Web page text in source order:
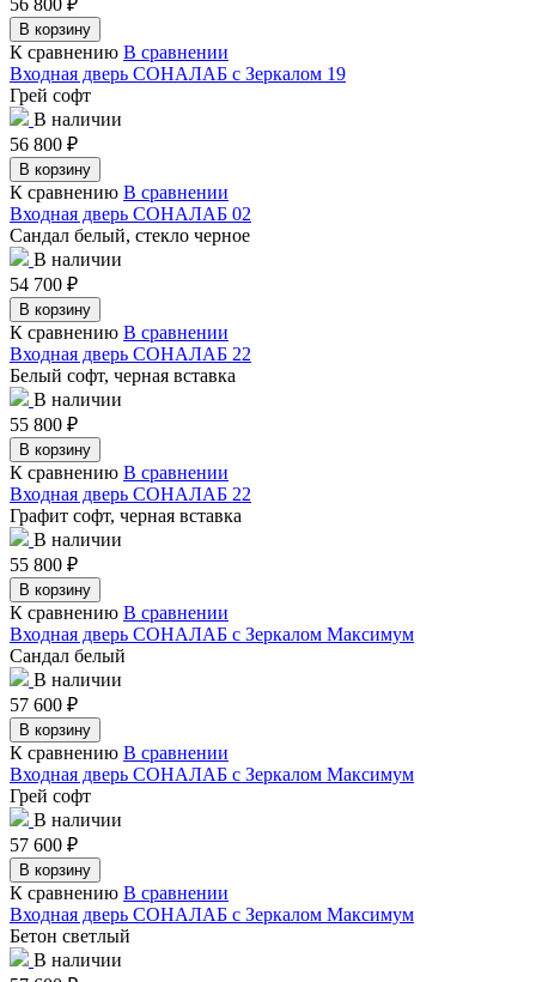
В корзину
К сравнению В сравнении
Входная дверь СОНАЛАБ с Зеркалом 19
Грей софт
В наличии
56 800 ₽
В корзину
К сравнению В сравнении
Входная дверь СОНАЛАБ 02
Сандал белый, стекло черное
В наличии
54 700 ₽
В корзину
К сравнению В сравнении
Входная дверь СОНАЛАБ 22
Белый софт, черная вставка
В наличии
55 800 ₽
В корзину
К сравнению В сравнении
Входная дверь СОНАЛАБ 22
Графит софт, черная вставка
В наличии
55 800 ₽
В корзину
К сравнению В сравнении
Входная дверь СОНАЛАБ с Зеркалом Максимум
Сандал белый
В наличии
57 600 ₽
В корзину
К сравнению В сравнении
Входная дверь СОНАЛАБ с Зеркалом Максимум
Грей софт
В наличии
57 600 ₽
В корзину
К сравнению В сравнении
Входная дверь СОНАЛАБ с Зеркалом Максимум
Бетон светлый
В наличии